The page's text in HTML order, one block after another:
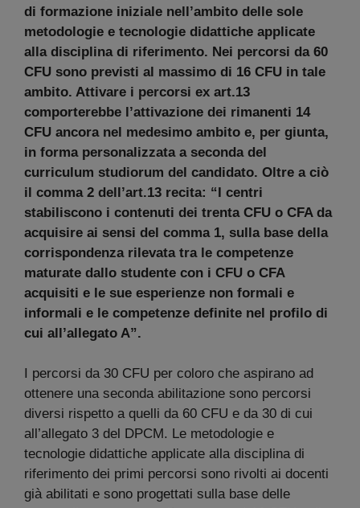
di formazione iniziale nell’ambito delle sole
metodologie e tecnologie didattiche applicate
alla disciplina di riferimento. Nei percorsi da 60
CFU sono previsti al massimo di 16 CFU in tale
ambito. Attivare i percorsi ex art.13
comporterebbe l’attivazione dei rimanenti 14
CFU ancora nel medesimo ambito e, per giunta,
in forma personalizzata a seconda del
curriculum studiorum del candidato. Oltre a ciò
il comma 2 dell’art.13 recita: “I centri
stabiliscono i contenuti dei trenta CFU o CFA da
acquisire ai sensi del comma 1, sulla base della
corrispondenza rilevata tra le competenze
maturate dallo studente con i CFU o CFA
acquisiti e le sue esperienze non formali e
informali e le competenze definite nel profilo di
cui all’allegato A”.
I percorsi da 30 CFU per coloro che aspirano ad
ottenere una seconda abilitazione sono percorsi
diversi rispetto a quelli da 60 CFU e da 30 di cui
all’allegato 3 del DPCM. Le metodologie e
tecnologie didattiche applicate alla disciplina di
riferimento dei primi percorsi sono rivolti ai docenti
già abilitati e sono progettati sulla base delle